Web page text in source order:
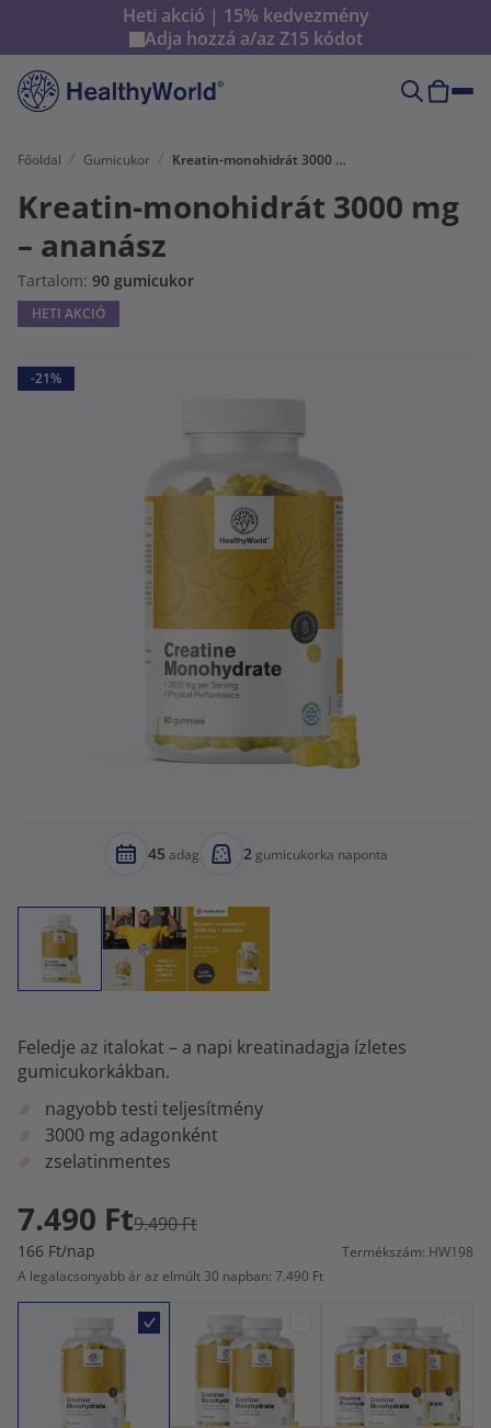
Heti akció | 15% kedvezmény
Adja hozzá a/az Z15 kódot
Főoldal Gumicukor Kreatin-monohidrát 3000 mg – ananász
Kreatin-monohidrát 3000 mg
– ananász
Tartalom: 90 gumicukor
HETI AKCIÓ
-21%
45 adag 2gumicukorka naponta
Feledje az italokat – a napi kreatinadagja ízletes
gumicukorkákban.
nagyobb testi teljesítmény
3000 mg adagonként
zselatinmentes
7.490 Ft9.490 Ft
166 Ft/nap
Termékszám: HW198
A legalacsonyabb ár az elmúlt 30 napban: 7.490 Ft